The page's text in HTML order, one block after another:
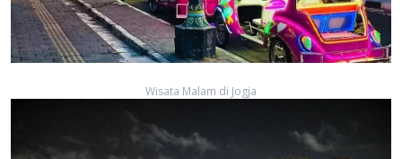
Wisata Malam di Jogja